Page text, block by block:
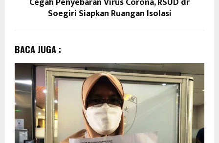
Soegiri Siapkan Ruangan Isolasi
BACA JUGA :